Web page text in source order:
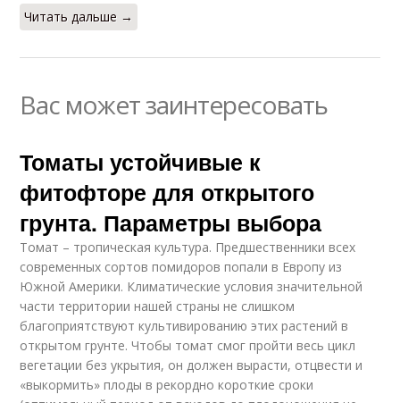
Читать дальше →
Вас может заинтересовать
Томаты устойчивые к
фитофторе для открытого
грунта. Параметры выбора
Томат – тропическая культура. Предшественники всех
современных сортов помидоров попали в Европу из
Южной Америки. Климатические условия значительной
части территории нашей страны не слишком
благоприятствуют культивированию этих растений в
открытом грунте. Чтобы томат смог пройти весь цикл
вегетации без укрытия, он должен вырасти, отцвести и
«выкормить» плоды в рекордно короткие сроки